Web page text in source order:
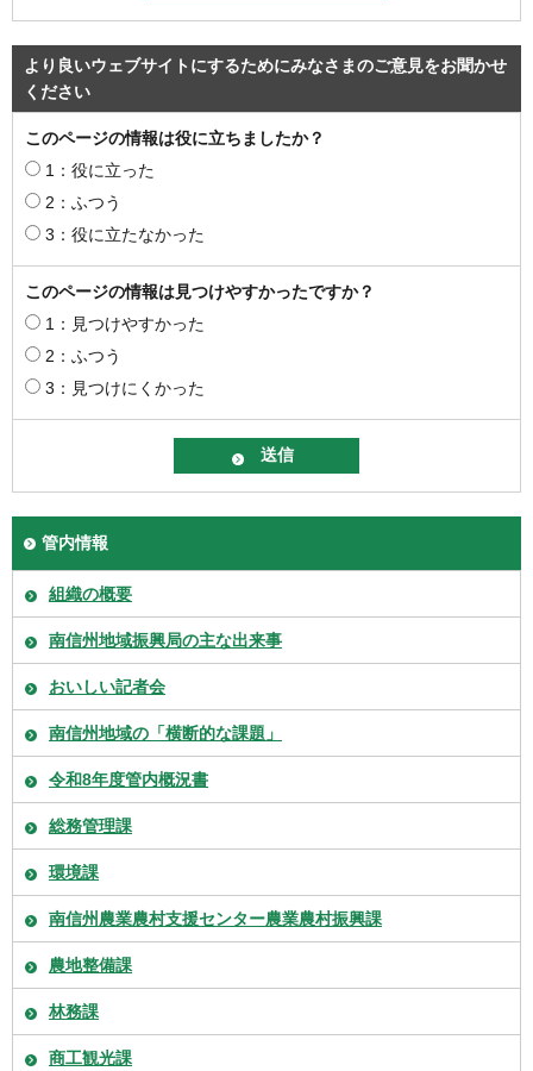
より良いウェブサイトにするためにみなさまのご意見をお聞かせ
ください
このページの情報は役に立ちましたか？
1：役に立った
2：ふつう
3：役に立たなかった
このページの情報は見つけやすかったですか？
1：見つけやすかった
2：ふつう
3：見つけにくかった
管内情報
組織の概要
南信州地域振興局の主な出来事
おいしい記者会
南信州地域の「横断的な課題」
令和8年度管内概況書
総務管理課
環境課
南信州農業農村支援センター農業農村振興課
農地整備課
林務課
商工観光課